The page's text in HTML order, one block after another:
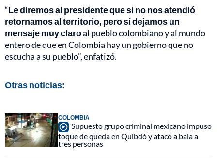
“Le diremos al presidente que si no nos atendió
retornamos al territorio, pero sí dejamos un
mensaje muy claroal pueblo colombiano y al mundo
entero de que en Colombia hay un gobierno que no
escucha a su pueblo”, enfatizó.
Otras noticias:
COLOMBIA
Supuesto grupo criminal mexicano impuso
toque de queda en Quibdó y atacó a bala a
tres personas